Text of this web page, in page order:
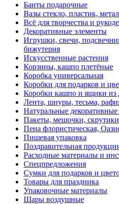
Банты подарочные
Вазы стекло, пластик,
Всё для творчества и
Декоративные элементы
Игрушки, свечи,
бижутерия
Искусственные растения
Корзины, кашпо плетёные
Коробка универсальная
Коробки для подарков и
Коробки кашпо и ящики из
Лента, шнуры, тесьма,
Натуральные
Пакеты, мешочки, скрутики
Пена флористическая,
Пищевая упаковка
Поздравительная
Расходные материалы и
Спецпредложения
Сумки для подарков и
Товары для праздника
Упаковочные материалы
Шары воздушные